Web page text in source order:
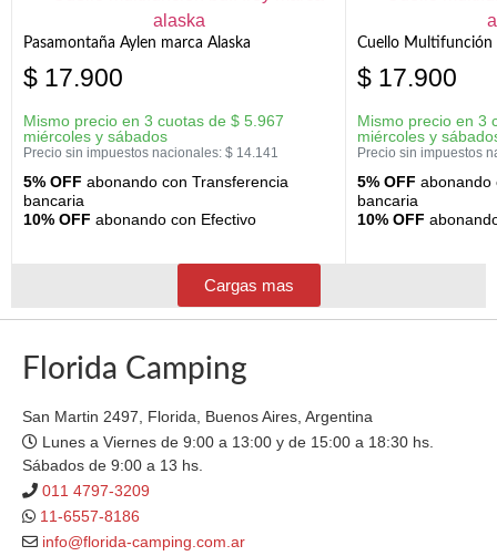
Pasamontaña Aylen marca Alaska
$ 17.900
Mismo precio en 3 cuotas de $ 5.967
miércoles y sábados
Precio sin impuestos nacionales: $ 14.141
5% OFF abonando con Transferencia
bancaria
10% OFF abonando con Efectivo
Cuello Multifunción
$ 17.900
Mismo precio en 3
miércoles y
Precio sin impuestos
5% OFF abonando
bancaria
10% OFF
Cargas mas
Florida Camping
San Martin 2497, Florida, Buenos Aires, Argentina
Lunes a Viernes de 9:00 a 13:00 y de 15:00 a 18:30 hs.
Sábados de 9:00 a 13 hs.
011 4797-3209
11-6557-8186
info@florida-camping.com.ar